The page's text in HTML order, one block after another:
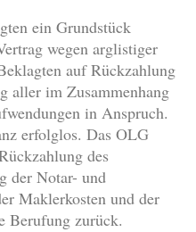
ein Grundstück
wegen arglistiger
auf Rückzahlung
aller im Zusammenhang
in Anspruch.
erfolglos. Das OLG
des
der Notar- und
Maklerkosten und der
Berufung zurück.